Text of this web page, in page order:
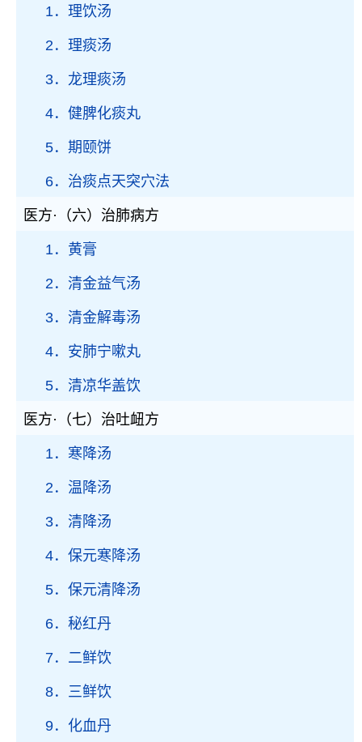
1．理饮汤
2．理痰汤
3．龙理痰汤
4．健脾化痰丸
5．期颐饼
6．治痰点天突穴法
医方·（六）治肺病方
1．黄膏
2．清金益气汤
3．清金解毒汤
4．安肺宁嗽丸
5．清凉华盖饮
医方·（七）治吐衄方
1．寒降汤
2．温降汤
3．清降汤
4．保元寒降汤
5．保元清降汤
6．秘红丹
7．二鲜饮
8．三鲜饮
9．化血丹